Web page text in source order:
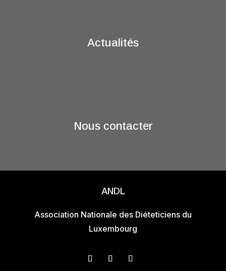
Actualités
Nous contacter
ANDL
Association Nationale des Diéteticiens du
Luxembourg